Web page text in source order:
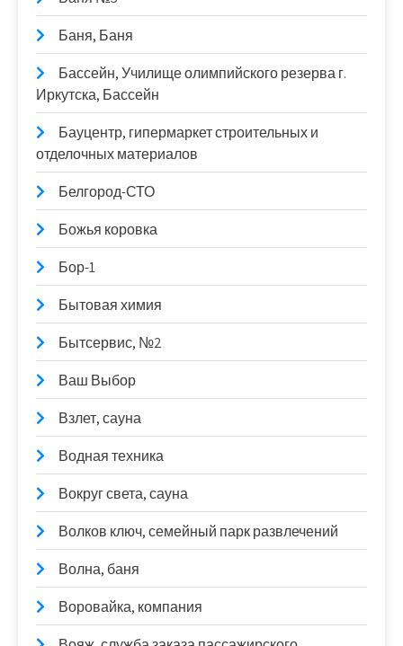
Баня, Баня
Бассейн, Училище олимпийского резерва г.
Иркутска, Бассейн
Бауцентр, гипермаркет строительных и
отделочных материалов
Белгород-СТО
Божья коровка
Бор-1
Бытовая химия
Бытсервис, №2
Ваш Выбор
Взлет, сауна
Водная техника
Вокруг света, сауна
Волков ключ, семейный парк развлечений
Волна, баня
Воровайка, компания